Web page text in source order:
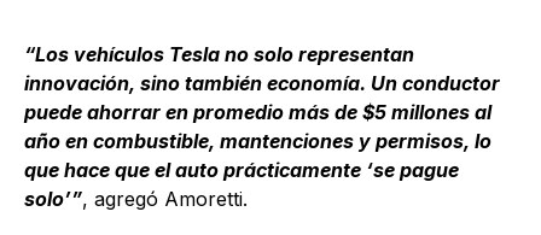
“Los vehículos Tesla no solo representan
innovación, sino también economía. Un conductor
puede ahorrar en promedio más de $5 millones al
año en combustible, mantenciones y permisos, lo
que hace que el auto prácticamente ‘se pague
solo’”, agregó Amoretti.